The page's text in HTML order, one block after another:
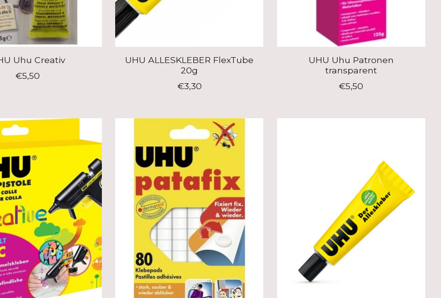
Uhu Creativ
€5,50
UHU ALLESKLEBER FlexTube
20g
€3,30
UHU Uhu Patronen
transparent
€5,50